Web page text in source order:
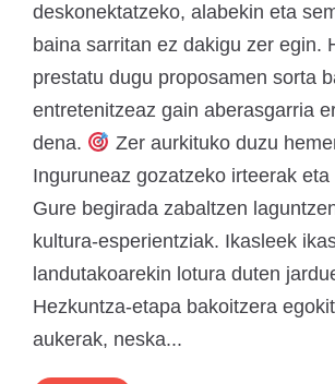
deskonektatzeko, alabekin eta
baina sarritan ez dakigu zer egin.
prestatu dugu proposamen sorta
entretenitzeaz gain aberasgarria
dena.
Zer aurkituko duzu
Inguruneaz gozatzeko irteerak eta
Gure begirada zabaltzen
kultura-esperientziak. Ikasleek
landutakoarekin lotura duten
Hezkuntza-etapa bakoitzera
aukerak, neska...